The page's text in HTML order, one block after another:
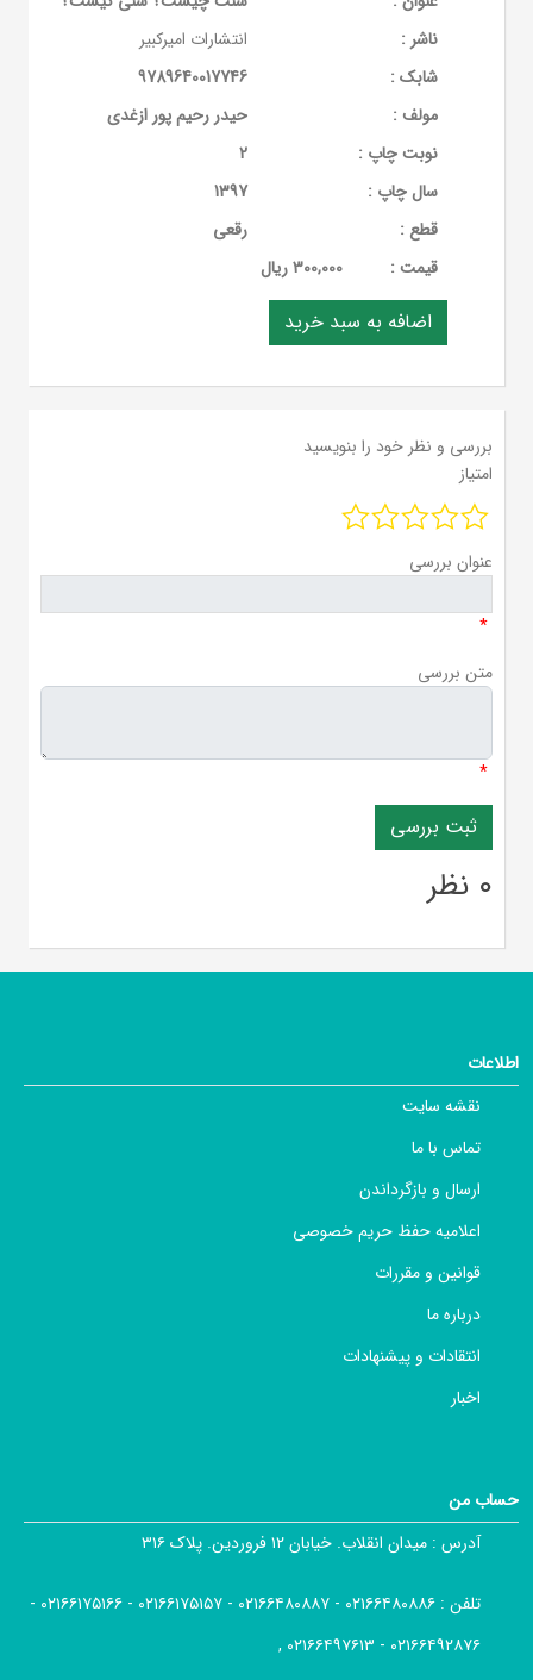
ناشر :
انتشارات امیرکبیر
شابک :
9789640017746
مولف :
حیدر رحیم پور ازغدی
نوبت چاپ :
2
سال چاپ :
1397
قطع :
رقعی
قيمت :
300,000 ریال
بررسی و نظر خود را بنویسید
امتیاز
عنوان بررسی
*
متن بررسی
*
0 نظر
اطلاعات
نقشه سایت
تماس با ما
ارسال و بازگرداندن
اعلامیه حفظ حریم خصوصی
قوانین و مقررات
درباره ما
انتقادات و پیشنهادات
اخبار
حساب من
آدرس : میدان انقلاب. خیابان ۱۲ فروردین. پلاک ۳۱۶
تلفن :
۰۲۱۶۶۴۸۰۸۸۶ - ۰۲۱۶۶۴۸۰۸۸۷ - ۰۲۱۶۶۱۷۵۱۵۷ - ۰۲۱۶۶۱۷۵۱۶۶ -
۰۲۱۶۶۴۹۲۸۷۶ - ۰۲۱۶۶۴۹۷۶۱۳ ,